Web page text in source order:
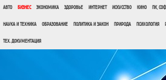
АВТО БИЗНЕС ЭКОНОМИКА ЗДОРОВЬЕ ИНТЕРНЕТ ИСКУССТВО КИНО ПК,
НАУКА И ТЕХНИКА ОБРАЗОВАНИЕ ПОЛИТИКА И ЗАКОН ПРИРОДА ПСИХОЛОГИЯ
ТЕХ. ДОКУМЕНТАЦИЯ